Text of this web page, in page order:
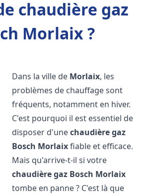
chaudière gaz
Morlaix ?
Dans la ville de Morlaix, les
problèmes de chauffage sont
fréquents, notamment en hiver.
C'est pourquoi il est essentiel de
disposer d'unechaudière gaz
Bosch Morlaixfiable et efficace.
Mais qu'arrive-t-il si votre
chaudière gaz Bosch Morlaix
tombe en panne ? C'est là que